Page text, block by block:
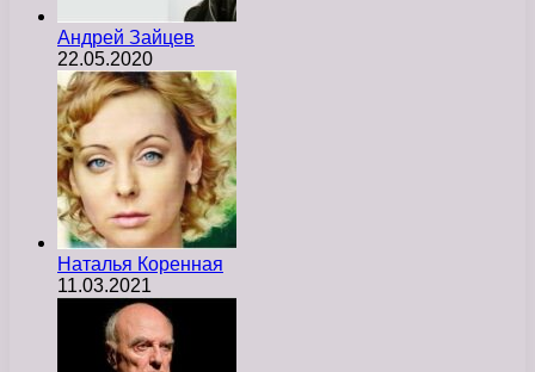
Андрей Зайцев
22.05.2020
Наталья Коренная
11.03.2021